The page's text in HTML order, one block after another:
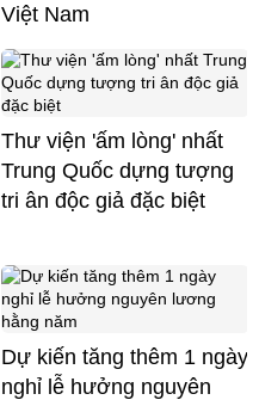
Việt Nam
Thư viện 'ấm lòng' nhất
Trung Quốc dựng tượng
tri ân độc giả đặc biệt
Dự kiến tăng thêm 1 ngày
nghỉ lễ hưởng nguyên